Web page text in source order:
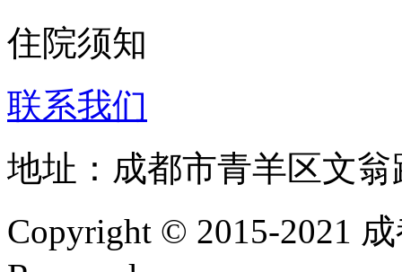
住院须知
联系我们
地址：成都市青羊区文
Copyright © 2015-2021